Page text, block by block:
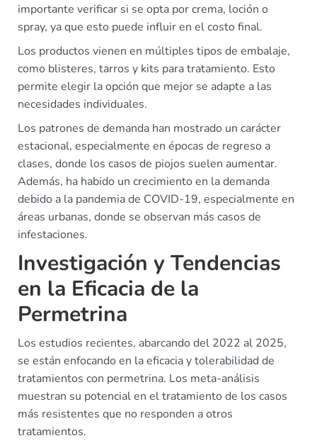
importante verificar si se opta por crema, loción o
spray, ya que esto puede influir en el costo final.
Los productos vienen en múltiples tipos de embalaje,
como blisteres, tarros y kits para tratamiento. Esto
permite elegir la opción que mejor se adapte a las
necesidades individuales.
Los patrones de demanda han mostrado un carácter
estacional, especialmente en épocas de regreso a
clases, donde los casos de piojos suelen aumentar.
Además, ha habido un crecimiento en la demanda
debido a la pandemia de COVID-19, especialmente en
áreas urbanas, donde se observan más casos de
infestaciones.
Investigación y Tendencias
en la Eficacia de la
Permetrina
Los estudios recientes, abarcando del 2022 al 2025,
se están enfocando en la eficacia y tolerabilidad de
tratamientos con permetrina. Los meta-análisis
muestran su potencial en el tratamiento de los casos
más resistentes que no responden a otros
tratamientos.